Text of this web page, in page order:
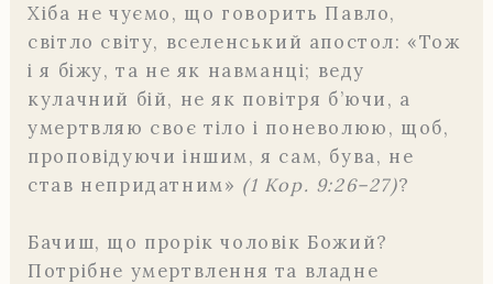
Хіба не чуємо, що говорить Павло,
світло світу, вселенський апостол: «Тож
і я біжу, та не як навманці; веду
кулачний бій, не як повітря б’ючи, а
умертвляю своє тіло і поневолюю, щоб,
проповідуючи іншим, я сам, бува, не
став непридатним» (1 Кор. 9:26–27)?
Бачиш, що прорік чоловік Божий?
Потрібне умертвлення та владне